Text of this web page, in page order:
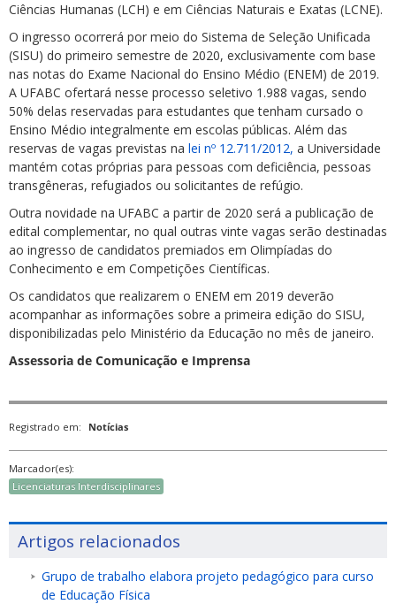
Ciências Humanas (LCH) e em Ciências Naturais e Exatas (LCNE).
O ingresso ocorrerá por meio do Sistema de Seleção Unificada
(SISU) do primeiro semestre de 2020, exclusivamente com base
nas notas do Exame Nacional do Ensino Médio (ENEM) de 2019.
A UFABC ofertará nesse processo seletivo 1.988 vagas, sendo
50% delas reservadas para estudantes que tenham cursado o
Ensino Médio integralmente em escolas públicas. Além das
reservas de vagas previstas na lei nº 12.711/2012, a Universidade
mantém cotas próprias para pessoas com deficiência, pessoas
transgêneras, refugiados ou solicitantes de refúgio.
Outra novidade na UFABC a partir de 2020 será a publicação de
edital complementar, no qual outras vinte vagas serão destinadas
ao ingresso de candidatos premiados em Olimpíadas do
Conhecimento e em Competições Científicas.
Os candidatos que realizarem o ENEM em 2019 deverão
acompanhar as informações sobre a primeira edição do SISU,
disponibilizadas pelo Ministério da Educação no mês de janeiro.
Assessoria de Comunicação e Imprensa
Registrado em: Notícias
Marcador(es):
Licenciaturas Interdisciplinares
Artigos relacionados
Grupo de trabalho elabora projeto pedagógico para curso
de Educação Física